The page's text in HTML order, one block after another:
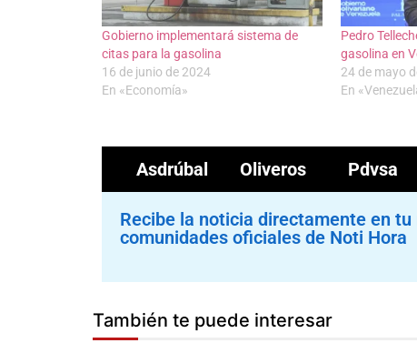
Gobierno implementará sistema de
citas para la gasolina
16 de junio de 2024
En «Economía»
Pedro
gasolina en
24 de mayo
En
Asdrúbal Oliveros Pdvsa
Recibe la noticia directamente en
comunidades oficiales de Noti Hora
También te puede interesar